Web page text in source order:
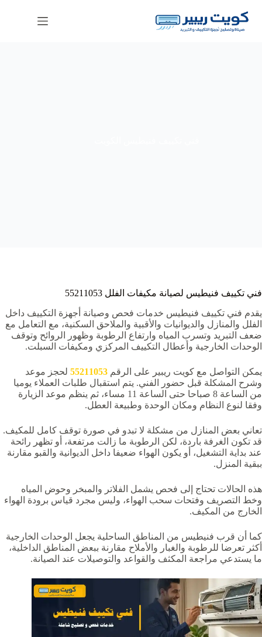
المحتوى
فني تكييف فنيطيس لصيانة مكيفات الفلل 55211053
يقدم فني تكييف فنيطيس خدمات فحص وصيانة أجهزة التكييف داخل
الفلل والمنازل والديوانيات والأقبية والملاحق السكنية، مع التعامل مع
ضعف التبريد وتسرب المياه وارتفاع الرطوبة وظهور الروائح وتوقف
الوحدات الخارجية وأعطال التكييف المركزي ومكيفات السبلت.
يمكن التواصل مع كويت ريبير على الرقم 55211053 لحجز موعد
وشرح المشكلة قبل حضور الفني. يتم استقبال طلبات العملاء يوميا
من الساعة 8 صباحا حتى الساعة 11 مساء، ثم ينظم موعد الزيارة
وفقا لنوع النظام ومكان الوحدة وطبيعة العطل.
تعاني بعض المنازل من مشكلة لا تبدو في صورة توقف كامل للمكيف.
قد تكون الغرفة باردة، لكن الرطوبة ما زالت مرتفعة، أو تظهر رائحة
عند بداية التشغيل، أو يكون الهواء ضعيفا داخل الديوانية والقبو مقارنة
ببقية المنزل.
هذه الحالات تحتاج إلى فحص يشمل الفلاتر والمبخر وحوض المياه
وخط التصريف وفتحات سحب الهواء، وليس مجرد قياس برودة الهواء
الخارج من المكيف.
كما أن قرب فنيطيس من المناطق الساحلية يجعل الوحدات الخارجية
أكثر تعرضا للرطوبة والغبار والأملاح مقارنة ببعض المناطق الداخلية،
ما يستدعي مراجعة المكثف والقواعد والتوصيلات عند الصيانة.